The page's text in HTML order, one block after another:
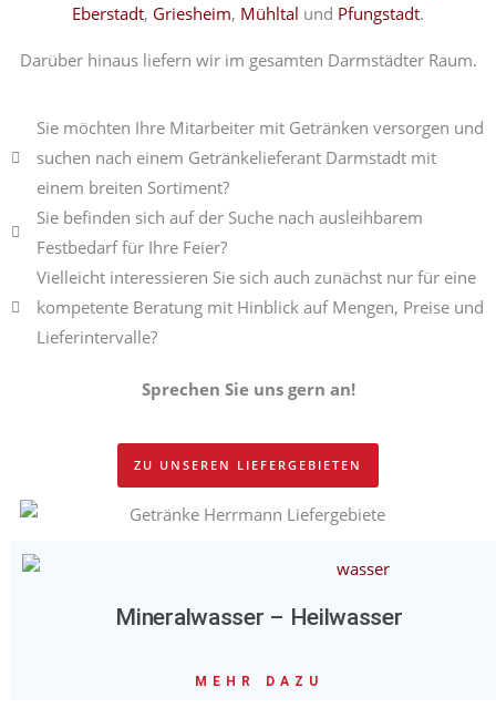
Eberstadt, Griesheim, Mühltal und Pfungstadt.
Darüber hinaus liefern wir im gesamten Darmstädter Raum.
Sie möchten Ihre Mitarbeiter mit Getränken versorgen und
suchen nach einem Getränkelieferant Darmstadt mit
einem breiten Sortiment?
Sie befinden sich auf der Suche nach ausleihbarem
Festbedarf für Ihre Feier?
Vielleicht interessieren Sie sich auch zunächst nur für eine
kompetente Beratung mit Hinblick auf Mengen, Preise und
Lieferintervalle?
Sprechen Sie uns gern an!
ZU UNSEREN LIEFERGEBIETEN
Mineralwasser – Heilwasser
MEHR DAZU